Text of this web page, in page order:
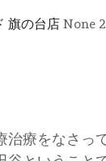
旗の台店 None
療をなさっ